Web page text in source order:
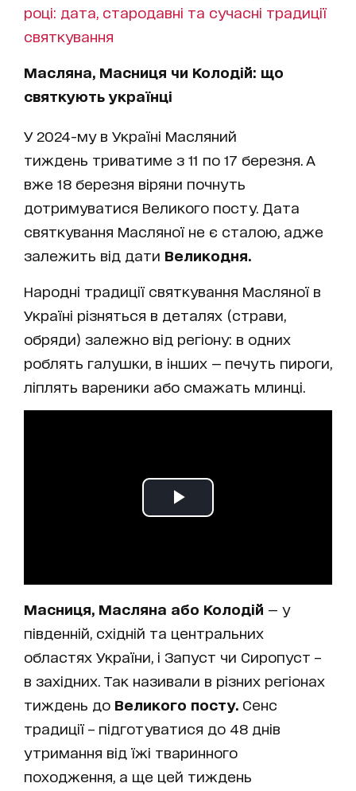
році: дата, стародавні та сучасні традиції
святкування
Масляна, Масниця чи Колодій: що
святкують українці
У 2024-му в Україні Масляний
тиждень триватиме з 11 по 17 березня. А
вже 18 березня віряни почнуть
дотримуватися Великого посту. Дата
святкування Масляної не є сталою, адже
залежить від дати Великодня.
Народні традиції святкування Масляної в
Україні різняться в деталях (страви,
обряди) залежно від регіону: в одних
роблять галушки, в інших — печуть пироги,
ліплять вареники або смажать млинці.
Масниця, Масляна або Колодій — у
південній, східній та центральних
областях України, і Запуст чи Сиропуст –
в західних. Так називали в різних регіонах
тиждень до Великого посту. Сенс
традиції – підготуватися до 48 днів
утримання від їжі тваринного
походження, а ще цей тиждень